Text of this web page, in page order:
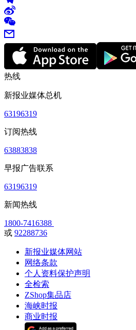
热线
新报业媒体总机
63196319
订阅热线
63883838
早报广告联系
63196319
新闻热线
1800-7416388
或 92288736
新报业媒体网站
网络条款
个人资料保护声明
全检索
ZShop集品店
海峡时报
商业时报